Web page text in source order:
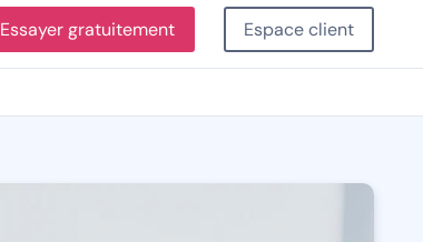
Essayer gratuitement Espace client